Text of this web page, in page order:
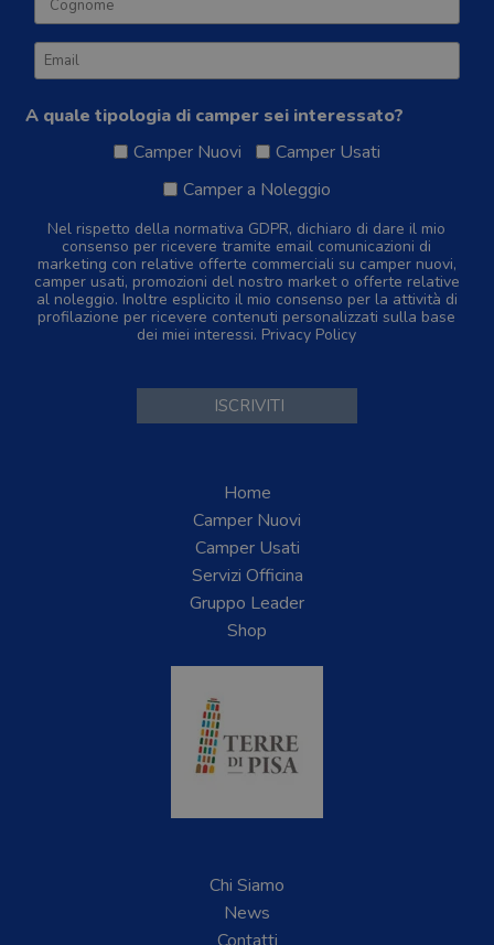
A quale tipologia di camper sei interessato?
Camper Nuovi
Camper Usati
Camper a Noleggio
Nel rispetto della normativa GDPR, dichiaro di dare il mio
consenso per ricevere tramite email comunicazioni di
marketing con relative offerte commerciali su camper nuovi,
camper usati, promozioni del nostro market o offerte relative
al noleggio. Inoltre esplicito il mio consenso per la attività di
profilazione per ricevere contenuti personalizzati sulla base
dei miei interessi. Privacy Policy
Home
Camper Nuovi
Camper Usati
Servizi Officina
Gruppo Leader
Shop
Chi Siamo
News